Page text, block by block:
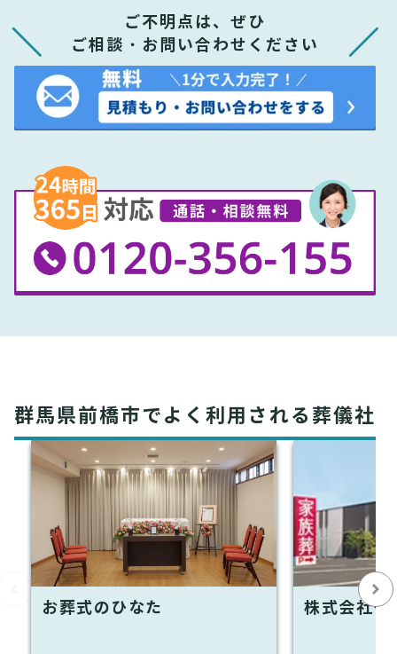
ご不明点は、ぜひ
ご相談・お問い合わせください
群馬県前橋市でよく利用される葬儀社
お葬式のひなた 株式会社タ